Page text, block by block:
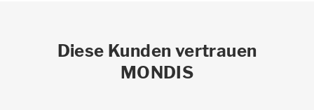
Diese Kunden vertrauen
MONDIS